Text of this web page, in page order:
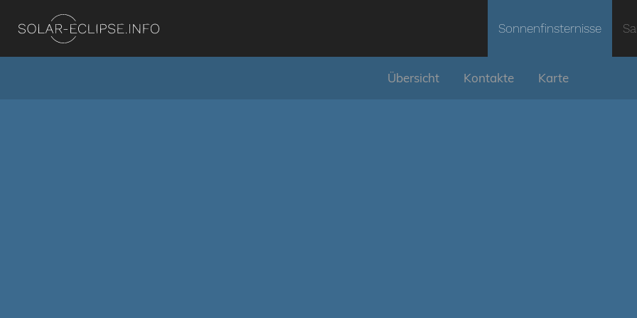
Sonnenfinsternisse
Übersicht Kontakte Karte